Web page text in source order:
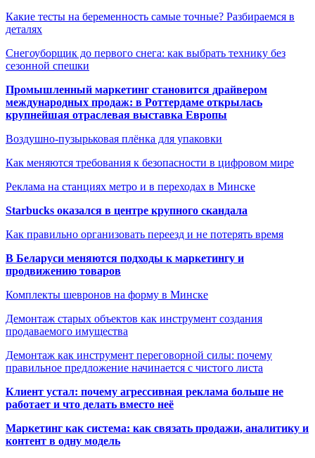
Какие тесты на беременность самые точные? Разбираемся в
деталях
Снегоуборщик до первого снега: как выбрать технику без
сезонной спешки
Промышленный маркетинг становится драйвером
международных продаж: в Роттердаме открылась
крупнейшая отраслевая выставка Европы
Воздушно-пузырьковая плёнка для упаковки
Как меняются требования к безопасности в цифровом мире
Реклама на станциях метро и в переходах в Минске
Starbucks оказался в центре крупного скандала
Как правильно организовать переезд и не потерять время
В Беларуси меняются подходы к маркетингу и
продвижению товаров
Комплекты шевронов на форму в Минске
Демонтаж старых объектов как инструмент создания
продаваемого имущества
Демонтаж как инструмент переговорной силы: почему
правильное предложение начинается с чистого листа
Клиент устал: почему агрессивная реклама больше не
работает и что делать вместо неё
Маркетинг как система: как связать продажи, аналитику и
контент в одну модель